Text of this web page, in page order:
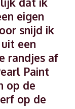
eigen
snijd ik
een
randjes af
Paint
op de
op de